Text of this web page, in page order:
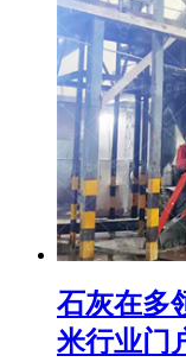
石灰在多
米行业门